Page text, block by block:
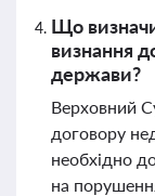
Що
визнання
держави?
Верховний
договору
необхідно
на